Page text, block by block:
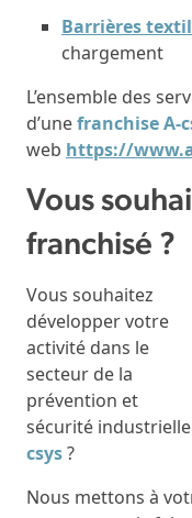
Barrières
chargement
L’ensemble des
d’unefranchise A-
web https://
Vous
franchisé ?
Vous souhaitez
développer votre
activité dans le
secteur de la
prévention et
sécurité
csys?
Nous mettons à